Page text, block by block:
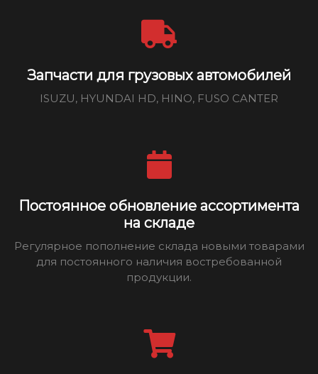
Запчасти для грузовых автомобилей
ISUZU, HYUNDAI HD, HINO, FUSO CANTER
Постоянное обновление ассортимента
на складе
Регулярное пополнение склада новыми товарами
для постоянного наличия востребованной
продукции.